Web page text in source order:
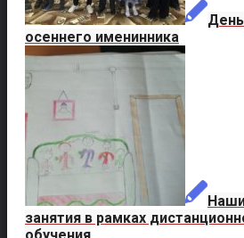
День
осеннего именинника
занятия в рамках
обучения